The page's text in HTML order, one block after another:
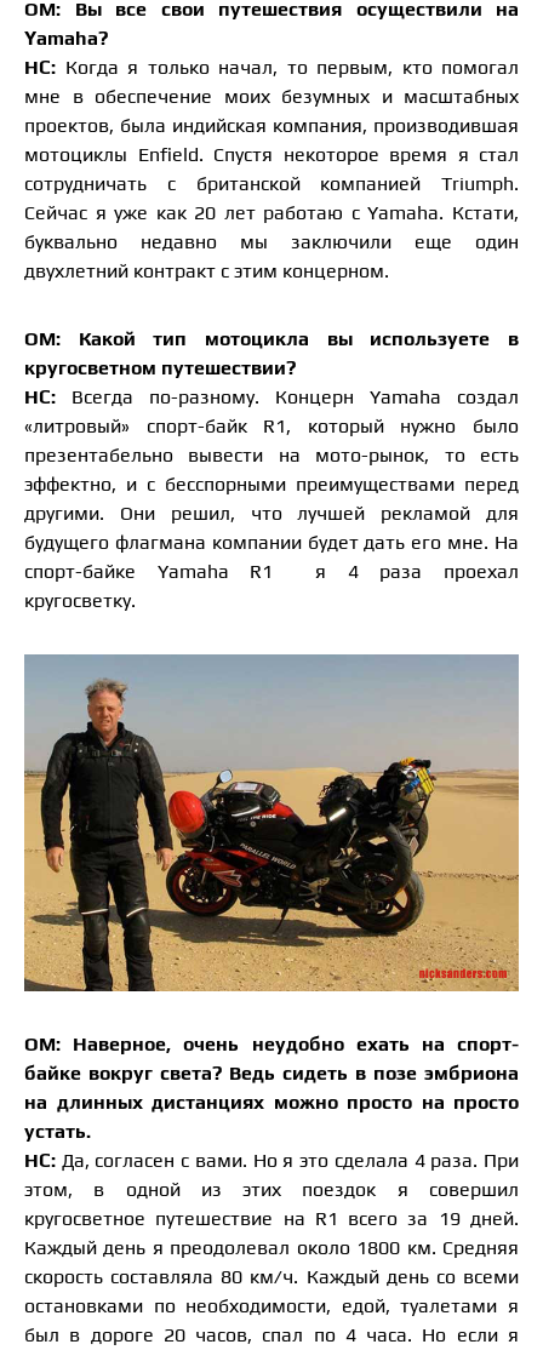
ОМ: Вы все свои путешествия осуществили на
Yamaha?
НС: Когда я только начал, то первым, кто помогал
мне в обеспечение моих безумных и масштабных
проектов, была индийская компания, производившая
мотоциклы Enfield. Спустя некоторое время я стал
сотрудничать с британской компанией Triumph.
Сейчас я уже как 20 лет работаю с Yamaha. Кстати,
буквально недавно мы заключили еще один
двухлетний контракт с этим концерном.
ОМ: Какой тип мотоцикла вы используете в
кругосветном путешествии?
НС: Всегда по-разному. Концерн Yamaha создал
«литровый» спорт-байк R1, который нужно было
презентабельно вывести на мото-рынок, то есть
эффектно, и с бесспорными преимуществами перед
другими. Они решил, что лучшей рекламой для
будущего флагмана компании будет дать его мне. На
спорт-байке Yamaha R1 я 4 раза проехал
кругосветку.
ОМ: Наверное, очень неудобно ехать на спорт-
байке вокруг света? Ведь сидеть в позе эмбриона
на длинных дистанциях можно просто на просто
устать.
НС: Да, согласен с вами. Но я это сделала 4 раза. При
этом, в одной из этих поездок я совершил
кругосветное путешествие на R1 всего за 19 дней.
Каждый день я преодолевал около 1800 км. Средняя
скорость составляла 80 км/ч. Каждый день со всеми
остановками по необходимости, едой, туалетами я
был в дороге 20 часов, спал по 4 часа. Но если я